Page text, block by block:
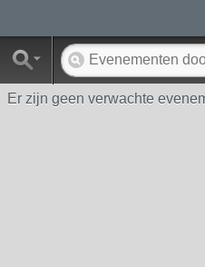
Er zijn geen verwachte